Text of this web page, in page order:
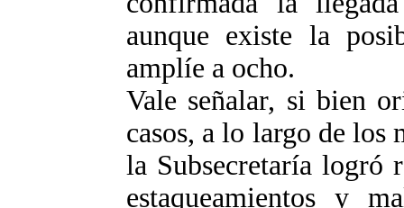
aunque existe la
amplíe a ocho.
Vale señalar, si bien
casos, a lo largo de los
la Subsecretaría logró
estaqueamientos y